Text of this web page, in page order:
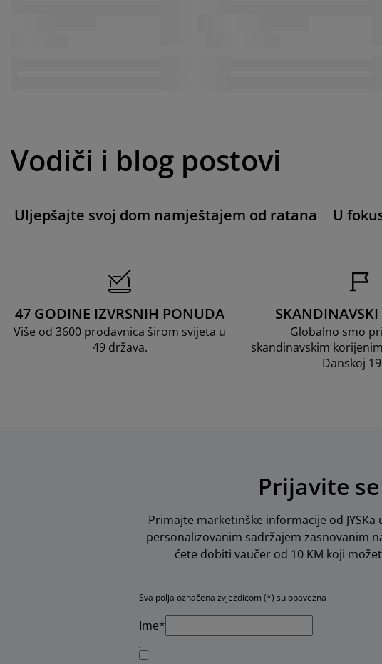
Vodiči i blog postovi
Uljepšajte svoj dom namještajem od ratana U
47 GODINE IZVRSNIH PONUDA
Više od 3600 prodavnica širom svijeta u
49 država.
SKANDINAVSKI
Globalno smo
skandinavskim
Danskoj
Prijavite
Primajte marketinške informacije od
personalizovanim sadržajem zasnovanim
ćete dobiti vaučer od 10 KM koji
Sva polja označena zvjezdicom (*) su obavezna
Ime*